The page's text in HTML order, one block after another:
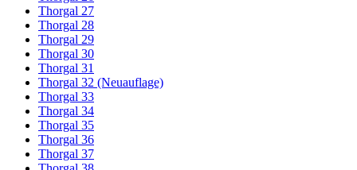
Thorgal 27
Thorgal 28
Thorgal 29
Thorgal 30
Thorgal 31
Thorgal 32 (Neuauflage)
Thorgal 33
Thorgal 34
Thorgal 35
Thorgal 36
Thorgal 37